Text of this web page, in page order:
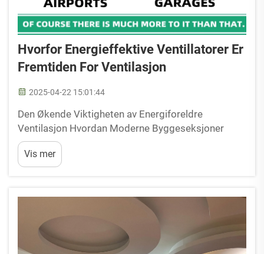
Hvorfor Energieffektive Ventillatorer Er
Fremtiden For Ventilasjon
2025-04-22 15:01:44
Den Økende Viktigheten av Energiforeldre
Ventilasjon Hvordan Moderne Byggeseksjoner
Formar Ventilasjonsbehov Moderne
byggeseksjoner legger stor vekt på
energieffektivitet, noe som driver endringer i
Vis mer